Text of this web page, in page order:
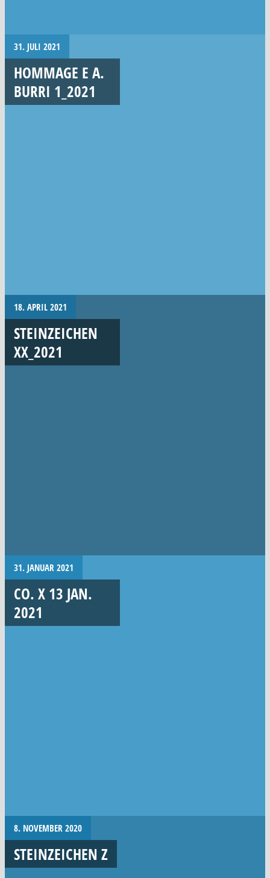
31. JULI 2021
HOMMAGE E A.
BURRI 1_2021
18. APRIL 2021
STEINZEICHEN
XX_2021
31. JANUAR 2021
CO. X 13 JAN.
2021
8. NOVEMBER 2020
STEINZEICHEN Z